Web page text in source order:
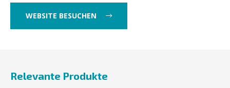
WEBSITE BESUCHEN
Relevante Produkte